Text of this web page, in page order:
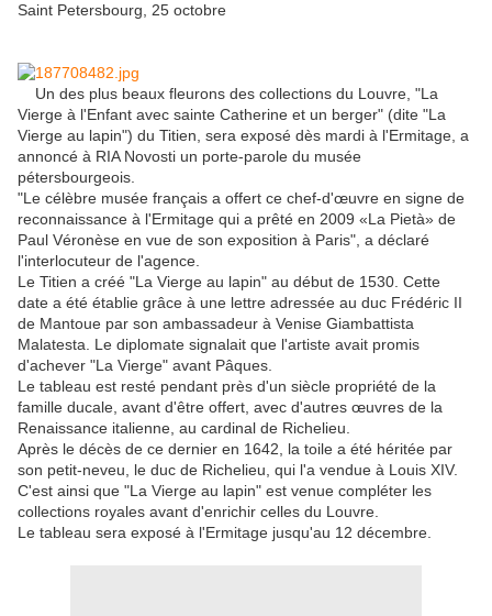
Saint Petersbourg, 25 octobre
Un des plus beaux fleurons des collections du Louvre, "La
Vierge à l'Enfant avec sainte Catherine et un berger" (dite "La
Vierge au lapin") du Titien, sera exposé dès mardi à l'Ermitage, a
annoncé à RIA Novosti un porte-parole du musée
pétersbourgeois.
"Le célèbre musée français a offert ce chef-d'œuvre en signe de
reconnaissance à l'Ermitage qui a prêté en 2009 «La Pietà» de
Paul Véronèse en vue de son exposition à Paris", a déclaré
l'interlocuteur de l'agence.
Le Titien a créé "La Vierge au lapin" au début de 1530. Cette
date a été établie grâce à une lettre adressée au duc Frédéric II
de Mantoue par son ambassadeur à Venise Giambattista
Malatesta. Le diplomate signalait que l'artiste avait promis
d'achever "La Vierge" avant Pâques.
Le tableau est resté pendant près d'un siècle propriété de la
famille ducale, avant d'être offert, avec d'autres œuvres de la
Renaissance italienne, au cardinal de Richelieu.
Après le décès de ce dernier en 1642, la toile a été héritée par
son petit-neveu, le duc de Richelieu, qui l'a vendue à Louis XIV.
C'est ainsi que "La Vierge au lapin" est venue compléter les
collections royales avant d'enrichir celles du Louvre.
Le tableau sera exposé à l'Ermitage jusqu'au 12 décembre.